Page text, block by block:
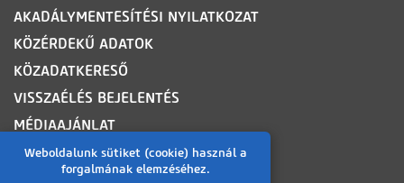
Weboldalunk sütiket (cookie) használ a
forgalmának elemzéséhez.
AKADÁLYMENTESÍTÉSI NYILATKOZAT
KÖZÉRDEKŰ ADATOK
KÖZADATKERESŐ
VISSZAÉLÉS BEJELENTÉS
MÉDIAAJÁNLAT
OLDALTÉRKÉP